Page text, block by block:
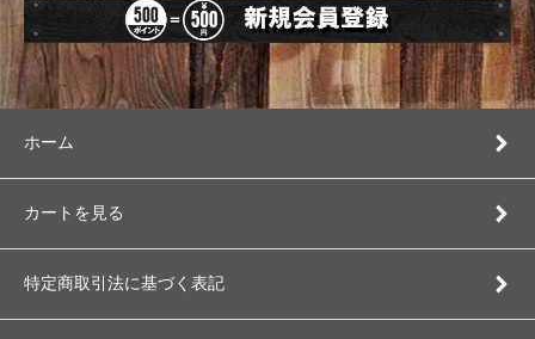
ホーム
カートを見る
特定商取引法に基づく表記